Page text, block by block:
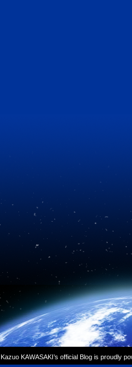
Kazuo KAWASAKI’s official Blog is proudly